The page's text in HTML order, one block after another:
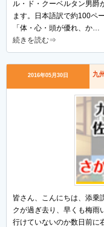
ル・ド・クーベルタン男爵
ます。日本語訳で約100ペ
「体・心・頭が優れ、か…
続きを読む⇒
2016年05月30日
皆さん、こんにちは、添乗
クが過ぎ去り、早くも梅雨
行けていないのか数日前に